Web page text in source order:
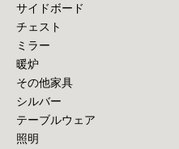
サイドボード
チェスト
ミラー
暖炉
その他家具
シルバー
テーブルウェア
照明